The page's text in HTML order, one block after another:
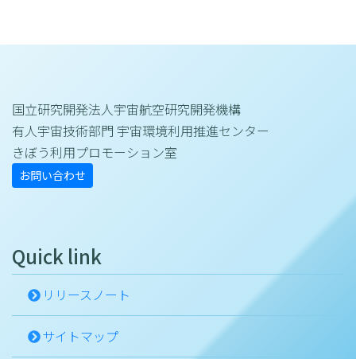
国立研究開発法人宇宙航空研究開発機構
有人宇宙技術部門 宇宙環境利用推進センター
きぼう利用プロモーション室
お問い合わせ
Quick link
リリースノート
サイトマップ